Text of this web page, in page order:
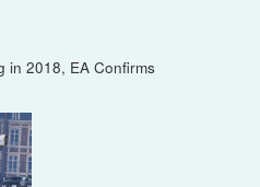
in 2018, EA Confirms